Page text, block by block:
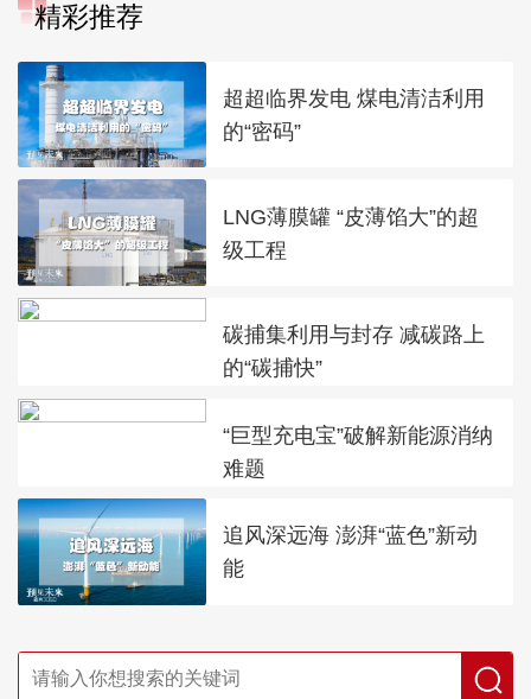
精彩推荐
超超临界发电 煤电清洁利用
的“密码”
LNG薄膜罐 “皮薄馅大”的超
级工程
碳捕集利用与封存 减碳路上
的“碳捕快”
“巨型充电宝”破解新能源消纳
难题
追风深远海 澎湃“蓝色”新动
能